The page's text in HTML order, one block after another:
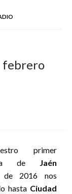
febrero
primer
de
Jaén
de 2016 nos
hasta Ciudad